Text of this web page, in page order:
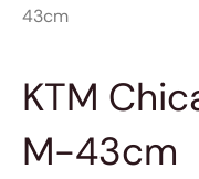
43cm
KTM
M-43cm